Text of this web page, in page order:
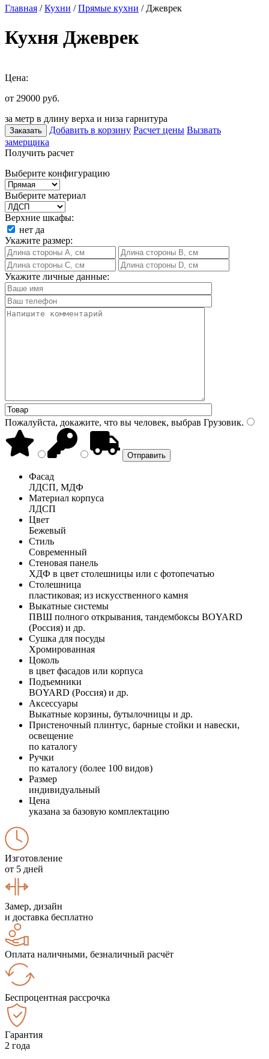
Главная /Кухни /Прямые кухни / Джеврек
Кухня Джеврек
Цена:
от 29000 руб.
за метр в длину верха и низа гарнитура
Заказать Добавить в корзину Расчет цены Вызвать
замерщика
Получить расчет
Выберите конфигурацию
Выберите материал
Верхние шкафы:
нет да
Укажите размер:
Укажите личные данные:
Пожалуйста, докажите, что вы человек, выбрав Грузовик.
Фасад
ЛДСП, МДФ
Материал корпуса
ЛДСП
Цвет
Бежевый
Стиль
Современный
Стеновая панель
ХДФ в цвет столешницы или с фотопечатью
Столешница
пластиковая; из искусственного камня
Выкатные системы
ПВШ полного открывания, тандембоксы BOYARD
(Россия) и др.
Сушка для посуды
Хромированная
Цоколь
в цвет фасадов или корпуса
Подъемники
BOYARD (Россия) и др.
Аксессуары
Выкатные корзины, бутылочницы и др.
Пристеночный плинтус, барные стойки и навески,
освещение
по каталогу
Ручки
по каталогу (более 100 видов)
Размер
индивидуальный
Цена
указана за базовую комплектацию
Изготовление
от 5 дней
Замер, дизайн
и доставка бесплатно
Оплата наличными, безналичный расчёт
Беспроцентная рассрочка
Гарантия
2 года